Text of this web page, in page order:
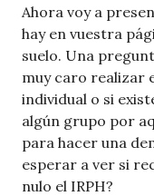
Ahora voy a
hay en vuestra
suelo. Una
muy caro realizar
individual o si
algún grupo por
para hacer una
esperar a ver si
nulo el IRPH?